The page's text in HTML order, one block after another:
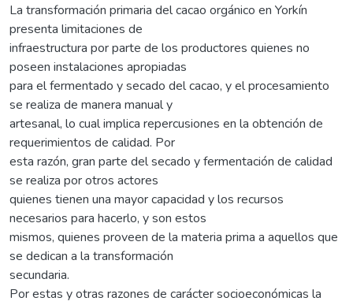
La transformación primaria del cacao orgánico en Yorkín
presenta limitaciones de
infraestructura por parte de los productores quienes no
poseen instalaciones apropiadas
para el fermentado y secado del cacao, y el procesamiento
se realiza de manera manual y
artesanal, lo cual implica repercusiones en la obtención de
requerimientos de calidad. Por
esta razón, gran parte del secado y fermentación de calidad
se realiza por otros actores
quienes tienen una mayor capacidad y los recursos
necesarios para hacerlo, y son estos
mismos, quienes proveen de la materia prima a aquellos que
se dedican a la transformación
secundaria.
Por estas y otras razones de carácter socioeconómicas la